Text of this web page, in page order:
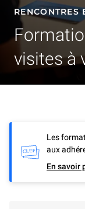
RENCONTRES
visites à
Les
aux
En savoir